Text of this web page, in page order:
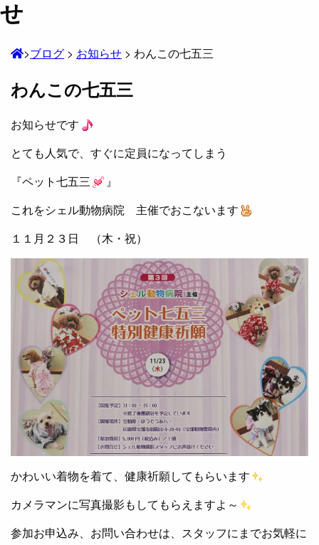
せ
>ブログ > お知らせ > わんこの七五三
わんこの七五三
お知らせです
とても人気で、すぐに定員になってしまう
『ペット七五三
』
これをシェル動物病院 主催でおこないます
１１月２３日 （木・祝）
かわいい着物を着て、健康祈願してもらいます
カメラマンに写真撮影もしてもらえますよ～
参加お申込み、お問い合わせは、スタッフにまでお気軽に